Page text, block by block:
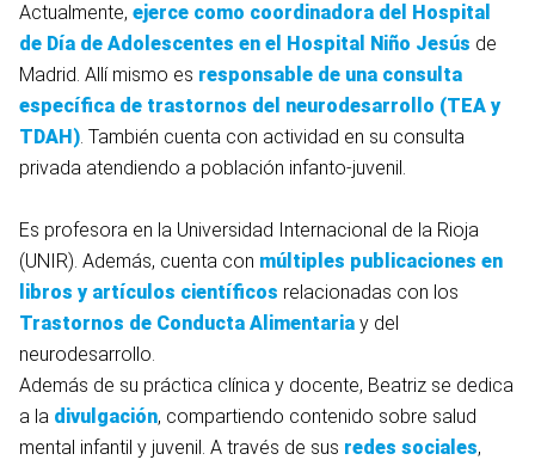
Actualmente, ejerce como coordinadora del Hospital
de Día de Adolescentes en el Hospital Niño Jesús de
Madrid. Allí mismo es responsable de una consulta
específica de trastornos del neurodesarrollo (TEA y
TDAH). También cuenta con actividad en su consulta
privada atendiendo a población infanto-juvenil.
Es profesora en la Universidad Internacional de la Rioja
(UNIR). Además, cuenta con múltiples publicaciones en
libros y artículos científicos relacionadas con los
Trastornos de Conducta Alimentaria y del
neurodesarrollo.
Además de su práctica clínica y docente, Beatriz se dedica
a la divulgación, compartiendo contenido sobre salud
mental infantil y juvenil. A través de sus redes sociales,